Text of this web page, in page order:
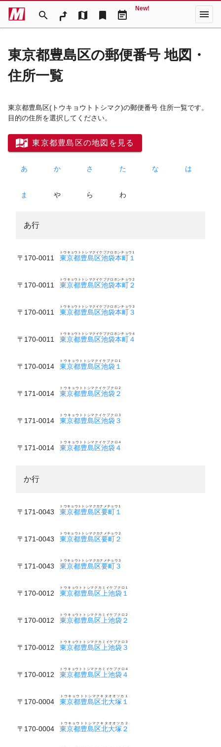
search map bookmark event_note
New! menu
東京都豊島区の郵便番号 地図・
住所一覧
東京都豊島区(トウキョウトトシマク)の郵便番号 住所一覧です。
目的の住所を選択してください。
東京都豊島区の地図を見る
あ か さ た な は
ま や ら わ
あ行
〒170-0011 東京都豊島区池袋本町１
トウキョウトトシマクイケブクロホンチョウ１
〒170-0011 東京都豊島区池袋本町２
トウキョウトトシマクイケブクロホンチョウ２
〒170-0011 東京都豊島区池袋本町３
トウキョウトトシマクイケブクロホンチョウ３
〒170-0011 東京都豊島区池袋本町４
トウキョウトトシマクイケブクロホンチョウ４
〒170-0014 東京都豊島区池袋１
トウキョウトトシマクイケブクロ１
〒171-0014 東京都豊島区池袋２
トウキョウトトシマクイケブクロ２
〒171-0014 東京都豊島区池袋３
トウキョウトトシマクイケブクロ３
〒171-0014 東京都豊島区池袋４
トウキョウトトシマクイケブクロ４
か行
〒171-0043 東京都豊島区要町１
トウキョウトトシマクカナメチョウ１
〒171-0043 東京都豊島区要町２
トウキョウトトシマクカナメチョウ２
〒171-0043 東京都豊島区要町３
トウキョウトトシマクカナメチョウ３
〒170-0012 東京都豊島区上池袋１
トウキョウトトシマクカミイケブクロ１
〒170-0012 東京都豊島区上池袋２
トウキョウトトシマクカミイケブクロ２
〒170-0012 東京都豊島区上池袋３
トウキョウトトシマクカミイケブクロ３
〒170-0012 東京都豊島区上池袋４
トウキョウトトシマクカミイケブクロ４
〒170-0004 東京都豊島区北大塚１
トウキョウトトシマクキタオオツカ１
〒170-0004 東京都豊島区北大塚２
トウキョウトトシマクキタオオツカ２